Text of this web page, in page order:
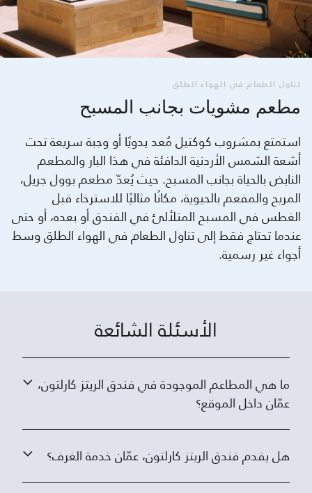
تناول الطعام في الهواء الطلق
مطعم مشويات بجانب المسبح
استمتع بمشروب كوكتيل مُعد يدويًا أو وجبة سريعة تحت
أشعة الشمس الأردنية الدافئة في هذا البار والمطعم
النابض بالحياة بجانب المسبح. حيث يُعدّ مطعم بوول جريل،
المريح والمفعم بالحيوية، مكانًا مثاليًا للاسترخاء قبل
الغطس في المسبح المتلألئ في الفندق أو بعده، أو حتى
عندما تحتاج فقط إلى تناول الطعام في الهواء الطلق وسط
أجواء غير رسمية.
الأسئلة الشائعة
ما هي المطاعم الموجودة في فندق الريتز كارلتون،
عمّان داخل الموقع؟
هل يقدم فندق الريتز كارلتون، عمّان خدمة الغرف؟